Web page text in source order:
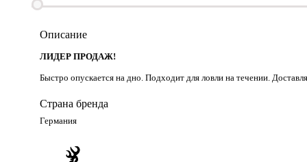
Описание
ЛИДЕР ПРОДАЖ!
Быстро опускается на дно. Подходит для ловли на течении.
Страна бренда
Германия